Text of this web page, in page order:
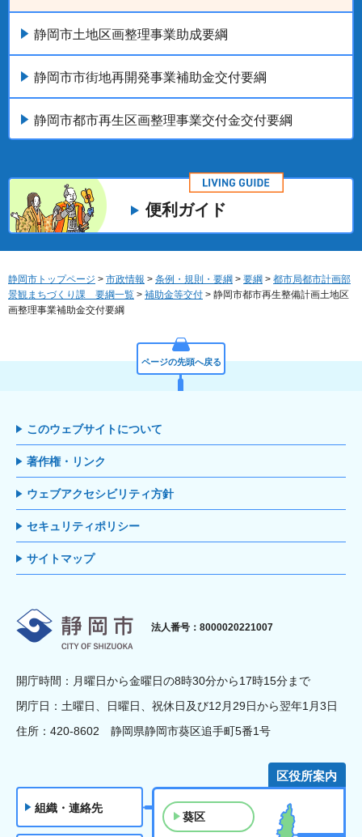
静岡市土地区画整理事業助成要綱
静岡市市街地再開発事業補助金交付要綱
静岡市都市再生区画整理事業交付金交付要綱
便利ガイド
静岡市トップページ > 市政情報 > 条例・規則・要綱 > 要綱 > 都市局都市計画部
景観まちづくり課 要綱一覧 > 補助金等交付 > 静岡市都市再生整備計画土地区
画整理事業補助金交付要綱
ページの先頭へ戻る
このウェブサイトについて
著作権・リンク
ウェブアクセシビリティ方針
セキュリティポリシー
サイトマップ
静岡市
法人番号：8000020221007
開庁時間：月曜日から金曜日の8時30分から17時15分まで
閉庁日：土曜日、日曜日、祝休日及び12月29日から翌年1月3日
住所：420-8602 静岡県静岡市葵区追手町5番1号
組織・連絡先
区役所案内
葵区